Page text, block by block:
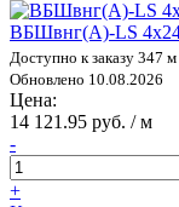
ВБШвнг(А)-LS
Доступно к заказу 347 м
Обновлено 10.08.2026
Цена:
14 121.95 руб. / м
-
+